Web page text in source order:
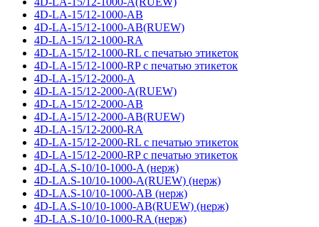
4D-LA-15/12-1000-AB
4D-LA-15/12-1000-AB(RUEW)
4D-LA-15/12-1000-RA
4D-LA-15/12-1000-RL с печатью этикеток
4D-LA-15/12-1000-RP с печатью этикеток
4D-LA-15/12-2000-A
4D-LA-15/12-2000-A(RUEW)
4D-LA-15/12-2000-AB
4D-LA-15/12-2000-AB(RUEW)
4D-LA-15/12-2000-RA
4D-LA-15/12-2000-RL с печатью этикеток
4D-LA-15/12-2000-RP с печатью этикеток
4D-LA.S-10/10-1000-A (нерж)
4D-LA.S-10/10-1000-A(RUEW) (нерж)
4D-LA.S-10/10-1000-AB (нерж)
4D-LA.S-10/10-1000-AB(RUEW) (нерж)
4D-LA.S-10/10-1000-RA (нерж)